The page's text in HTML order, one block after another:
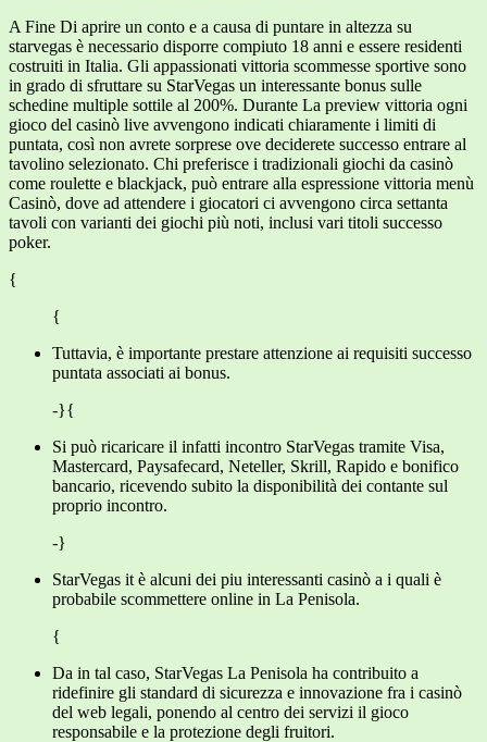
A Fine Di aprire un conto e a causa di puntare in altezza su
starvegas è necessario disporre compiuto 18 anni e essere residenti
costruiti in Italia. Gli appassionati vittoria scommesse sportive sono
in grado di sfruttare su StarVegas un interessante bonus sulle
schedine multiple sottile al 200%. Durante La preview vittoria ogni
gioco del casinò live avvengono indicati chiaramente i limiti di
puntata, così non avrete sorprese ove deciderete successo entrare al
tavolino selezionato. Chi preferisce i tradizionali giochi da casinò
come roulette e blackjack, può entrare alla espressione vittoria menù
Casinò, dove ad attendere i giocatori ci avvengono circa settanta
tavoli con varianti dei giochi più noti, inclusi vari titoli successo
poker.
{
{
Tuttavia, è importante prestare attenzione ai requisiti successo
puntata associati ai bonus.
-}{
Si può ricaricare il infatti incontro StarVegas tramite Visa,
Mastercard, Paysafecard, Neteller, Skrill, Rapido e bonifico
bancario, ricevendo subito la disponibilità dei contante sul
proprio incontro.
-}
StarVegas it è alcuni dei piu interessanti casinò a i quali è
probabile scommettere online in La Penisola.
{
Da in tal caso, StarVegas La Penisola ha contribuito a
ridefinire gli standard di sicurezza e innovazione fra i casinò
del web legali, ponendo al centro dei servizi il gioco
responsabile e la protezione degli fruitori.